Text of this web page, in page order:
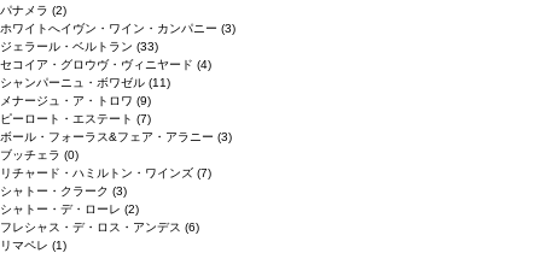
パナメラ (2)
ホワイトへイヴン・ワイン・カンパニー (3)
ジェラール・ベルトラン (33)
セコイア・グロウヴ・ヴィニヤード (4)
シャンパーニュ・ボワゼル (11)
メナージュ・ア・トロワ (9)
ピーロート・エステート (7)
ボール・フォーラス&フェア・アラニー (3)
ブッチェラ (0)
リチャード・ハミルトン・ワインズ (7)
シャトー・クラーク (3)
シャトー・デ・ローレ (2)
フレシャス・デ・ロス・アンデス (6)
リマペレ (1)